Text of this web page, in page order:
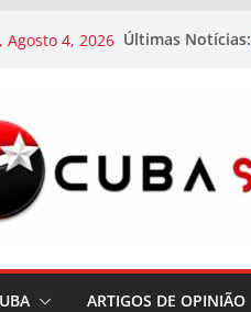
Agosto 4, 2026 Últimas Notícias:
ARTIGOS DE OPINIÃO